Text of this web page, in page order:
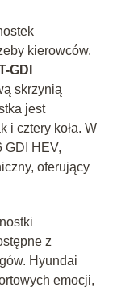
kierowców.
GDI
skrzynią
jest
i cztery koła. W
GDI HEV,
oferujący
z
Hyundai
emocji,